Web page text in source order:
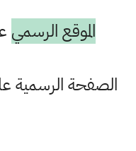
الموقع الرسمي
الصفحة الرسمية